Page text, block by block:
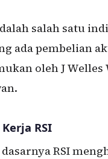
salah satu
ada pembelian
oleh J
RSI
dasarnya RSI